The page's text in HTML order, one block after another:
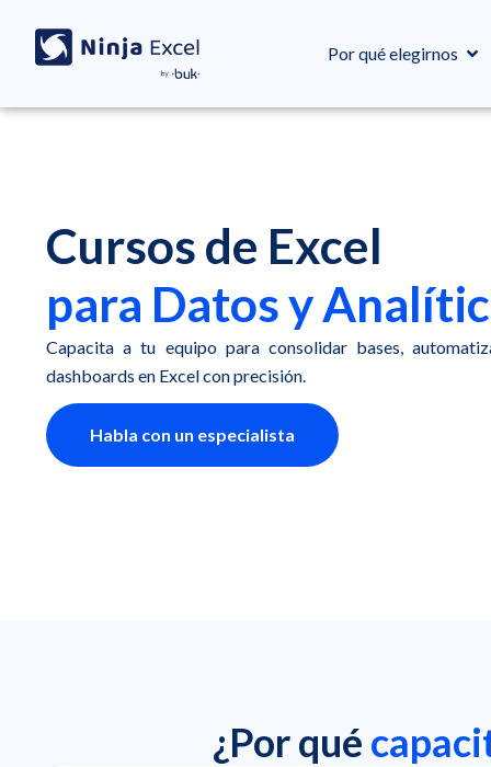
Por qué elegirnos
Cursos de Excel
para Datos y
Capacita a tu equipo para consolidar bases,
dashboards en Excel con precisión.
Habla con un especialista
¿Por qué